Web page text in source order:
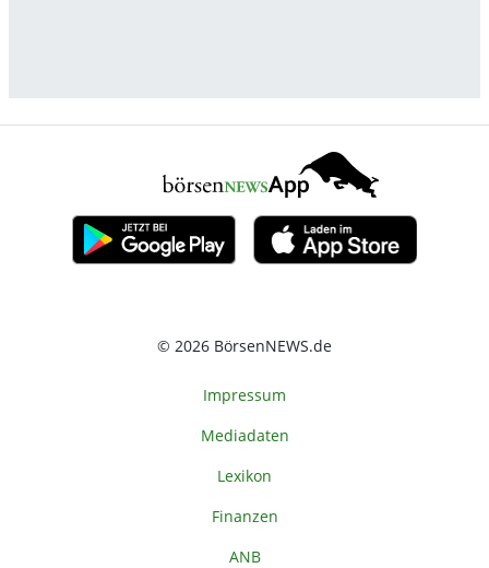
© 2026 BörsenNEWS.de
Impressum
Mediadaten
Lexikon
Finanzen
ANB